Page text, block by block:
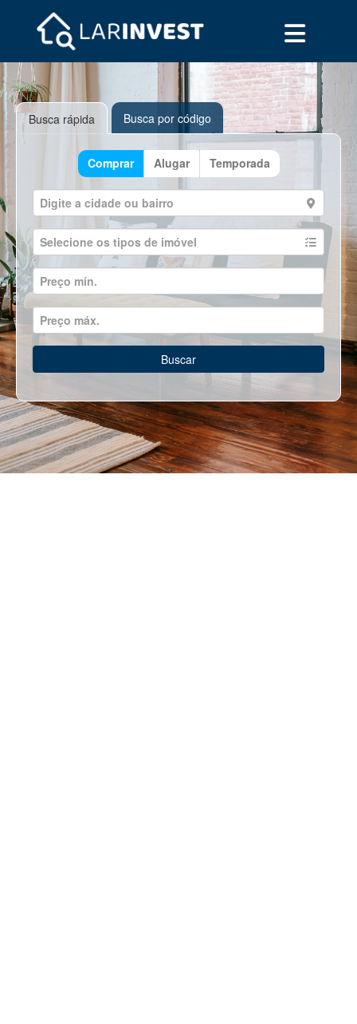
Busca rápida Busca por código
Comprar Alugar Temporada